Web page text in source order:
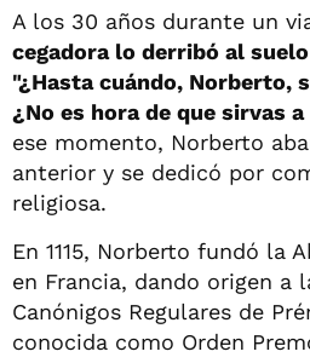
A los 30 años durante un
cegadora lo derribó al
"¿Hasta cuándo, Norberto,
¿No es hora de que sirvas a
ese momento, Norberto
anterior y se dedicó por
religiosa.
En 1115, Norberto fundó la
en Francia, dando origen a
Canónigos Regulares de
conocida como Orden